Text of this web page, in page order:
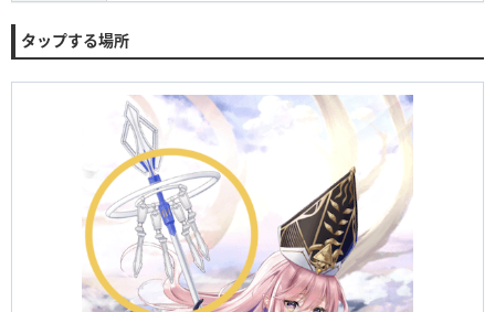
タップする場所